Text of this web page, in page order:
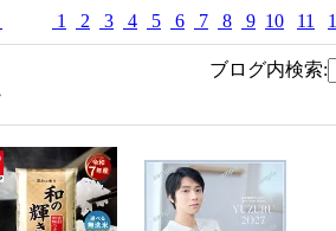
1 2 3 4 5 6 7 8 9 10 11
ブログ内検索: